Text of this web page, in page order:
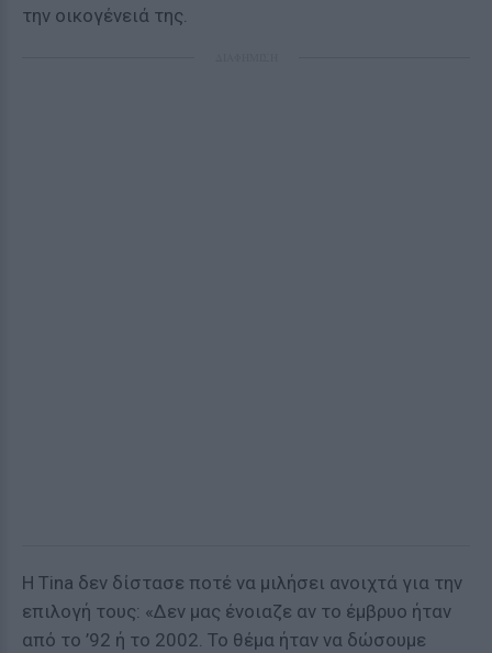
την οικογένειά της.
Η Tina δεν δίστασε ποτέ να μιλήσει ανοιχτά για την
επιλογή τους: «Δεν μας ένοιαζε αν το έμβρυο ήταν
από το ’92 ή το 2002. Το θέμα ήταν να δώσουμε